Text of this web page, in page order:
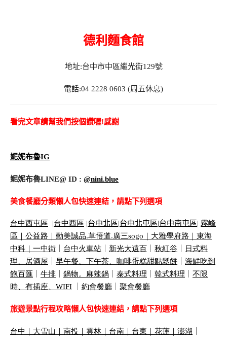
德利麵食館
地址:台中市中區繼光街129號
電話:04 2228 0603 (周五休息)
看完文章請幫我們按個讚喔!感謝
妮妮布魯IG
妮妮布魯LINE@ ID : @nini.blue
美食餐廳分類懶人包快速連結，請點下列選項
台中西屯區 |台中西區 |台中北區|台中北屯區|台中南屯區| 霧峰
區｜ 公益路｜ 勤美誠品.草悟道.廣三sogo 大雅學府路｜ 東海
中科｜ 一中街 台中火車站 新光大遠百 秋紅谷
日式料
理、居酒屋
早午餐、下午茶、咖啡蛋糕甜點鬆餅
海鮮吃到
飽百匯
牛排 鍋物。麻辣鍋 泰式料理 韓式料理
不限
時、有插座、 WIFI 約會餐廳 聚會餐廳
旅遊景點行程攻略懶人包快速連結，請點下列選項
台中 大雪山 南投 雲林 台南 台東 花蓮 澎湖